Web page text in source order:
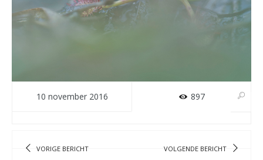
10 november 2016 897
VORIGE BERICHT VOLGENDE BERICHT